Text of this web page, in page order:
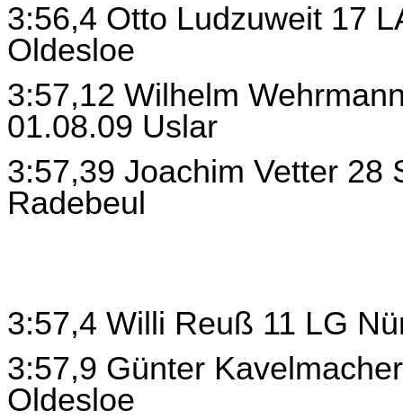
3:56,4 Otto Ludzuweit 17
Oldesloe
3:57,12 Wilhelm
01.08.09 Uslar
3:57,39 Joachim Vetter 28
Radebeul
3:57,4 Willi Reuß 11 LG
3:57,9 Günter
Oldesloe